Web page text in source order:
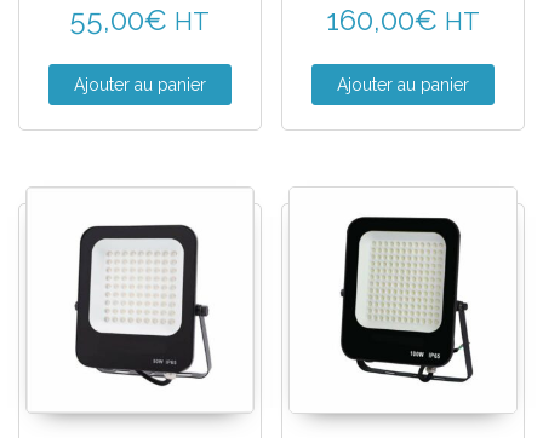
55,00€ HT
Ajouter au panier
160,00€ HT
Ajouter au panier